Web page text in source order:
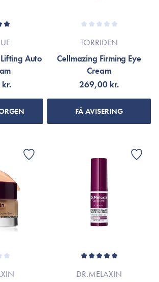
Auto
TORRIDEN
Cellmazing Firming Eye
Cream
269,00 kr.
FÅ AVISERING
DR.MELAXIN